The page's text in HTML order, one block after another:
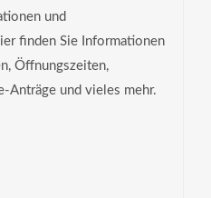
und
finden Sie Informationen
Öffnungszeiten,
Anträge und vieles mehr.